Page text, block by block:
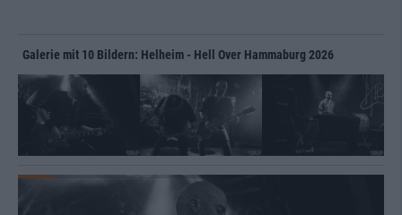
Galerie mit 10 Bildern: Helheim - Hell Over Hammaburg 2026